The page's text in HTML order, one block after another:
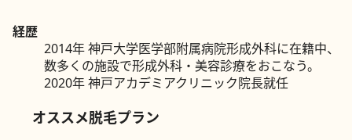
経歴
2014年 神戸大学医学部附属病院形成外科に在籍中、
数多くの施設で形成外科・美容診療をおこなう。
2020年 神戸アカデミアクリニック院長就任
オススメ脱毛プラン